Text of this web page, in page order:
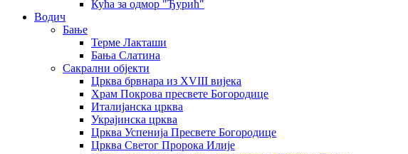
Кућа за одмор "Ђурић"
Водич
Бање
Терме Лакташи
Бања Слатина
Сакрални објекти
Црква брвнара из XVIII вијека
Храм Покрова пресвете Богородице
Италијанска црква
Украјинска црква
Црква Успенија Пресвете Богородице
Црква Светог Пророка Илије